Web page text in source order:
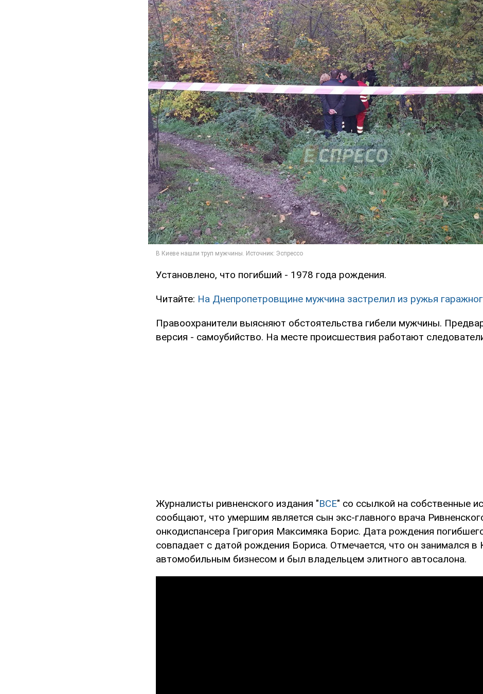
Установлено, что погибший - 1978 года рождения.
Читайте: На Днепропетровщине мужчина застрелил из ружья
Правоохранители выясняют обстоятельства гибели мужчины.
версия - самоубийство. На месте происшествия работают
Журналисты ривненского издания "ВСЕ" со ссылкой на собственные
сообщают, что умершим является сын экс-главного врача
онкодиспансера Григория Максимяка Борис. Дата рождения
совпадает с датой рождения Бориса. Отмечается, что он занимался в
автомобильным бизнесом и был владельцем элитного автосалона.